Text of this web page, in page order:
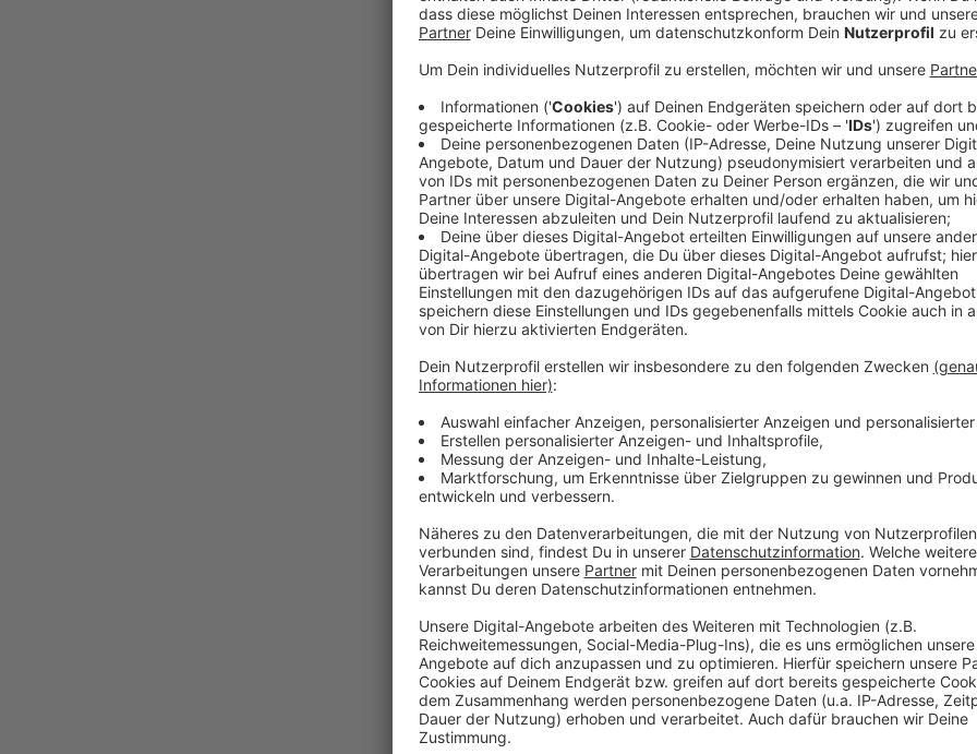
In unserer Stadt finden drei Gruppenspiele, sowie
Thomas Neuhäuser ist Projektleiter für die EM
ganz bestimmte Fangruppe als Gast hier in unserer
Anzeige
Thomas Neuhäuser – Projektleiter EURO 2024
Gedankenspiele zu den Niederlanden
Neuhäuser rechnet damit, dass auch bei Spielen in
vorher hier in Düsseldorf sein werden.
Düsseldorf zu Gast und hat sich einen Überblick
verschafft. Dabei sagte sie, dass die EM 2024
wichtig sein kann.
Anzeige